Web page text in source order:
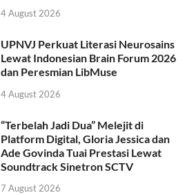
4 August 2026
UPNVJ Perkuat Literasi Neurosains
Lewat Indonesian Brain Forum 2026
dan Peresmian LibMuse
4 August 2026
“Terbelah Jadi Dua” Melejit di
Platform Digital, Gloria Jessica dan
Ade Govinda Tuai Prestasi Lewat
Soundtrack Sinetron SCTV
7 August 2026